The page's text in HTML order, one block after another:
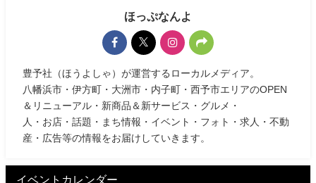
ほっぷなんよ
豊予社（ほうよしゃ）が運営するローカルメディア。
八幡浜市・伊方町・大洲市・内子町・西予市エリアのOPEN
＆リニューアル・新商品＆新サービス・グルメ・
人・お店・話題・まち情報・イベント・フォト・求人・不動
産・広告等の情報をお届けしていきます。
イベントカレンダー